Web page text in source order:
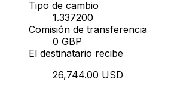
Tipo de cambio
1.337200
Comisión de transferencia
0 GBP
El destinatario recibe
26,744.00 USD